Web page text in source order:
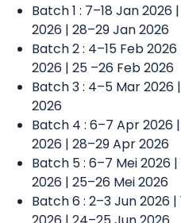
Batch 1 : 7–18 Jan 2026
2026 | 28–29 Jan 2026
Batch 2 : 4–15 Feb 2026
2026 | 25 –26 Feb 2026
Batch 3 : 4–5 Mar 2026
2026
Batch 4 : 6–7 Apr 2026
2026 | 28–29 Apr 2026
Batch 5 : 6–7 Mei 2026 |
2026 | 25–26 Mei 2026
Batch 6 : 2–3 Jun 2026 |